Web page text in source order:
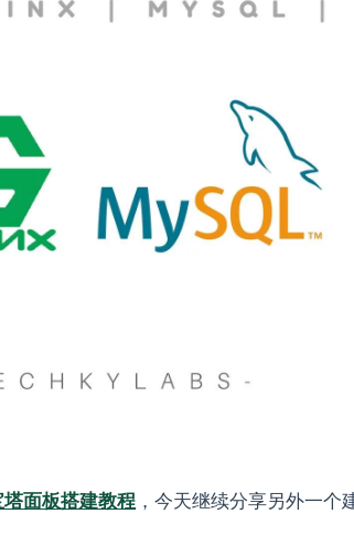
面板搭建教程 ，今天继续分享另外一